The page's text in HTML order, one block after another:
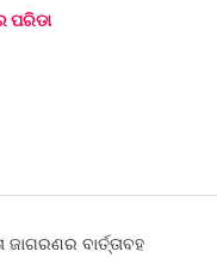
ପରିଡା
ବାର୍ତ୍ତାବହ